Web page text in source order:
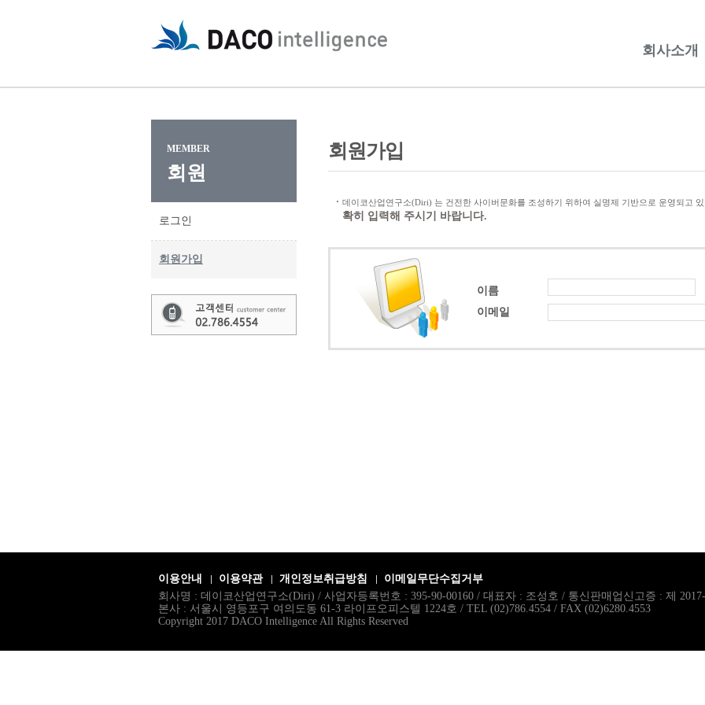
회사소개
MEMBER
회원
로그인
회원가입
회원가입
데이코산업연구소(Diri) 는 건전한 사이버문화를 조성하기 위하여 실명제 기반으로 운영되고 있
확히 입력해 주시기 바랍니다.
이름
이메일
이용안내 이용약관 개인정보취급방침
이메일무단수집거부
회사명 : 데이코산업연구소(Diri) / 사업자등록번호 : 395-90-00160 / 대표자 : 조성호 / 통신판매업신고증 : 제
본사 : 서울시 영등포구 여의도동 61-3 라이프오피스텔 1224호 / TEL (02)786.4554 / FAX (02)6280.4553
Copyright 2017 DACO Intelligence All Rights Reserved